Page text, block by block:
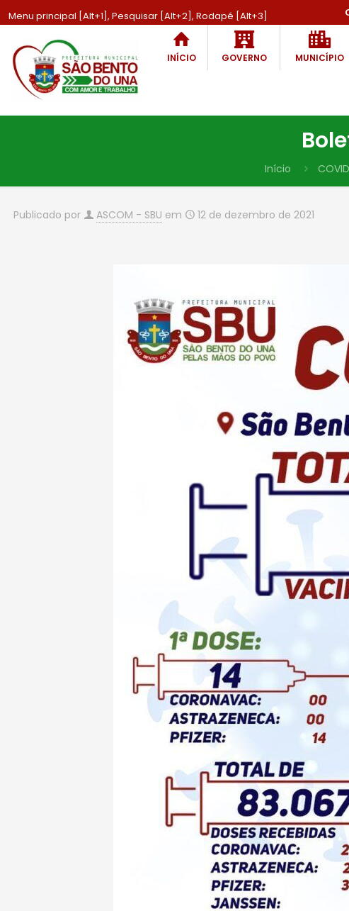
Menu principal [Alt+1], Pesquisar [Alt+2], Rodapé [Alt+3]
INÍCIO GOVERNO MUNICÍPIO
Início
Publicado por ASCOM - SBU em 12 de dezembro de 2021